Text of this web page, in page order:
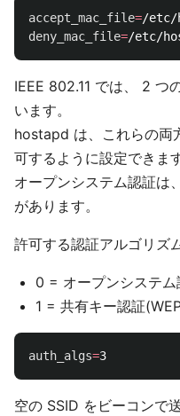
accept_mac_file=
deny_mac_file=
IEEE 802.11 では、 2 つ
います。
hostapd は、これらの両
可するように設定できます
オープンシステム認証は
があります。
許可する認証アルゴリズ
0 = オープンシステム
1 = 共有キー認証
auth_algs=
空の SSID をビーコンで